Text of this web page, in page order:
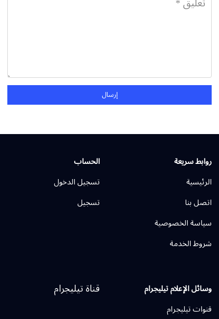
إرسال
روابط سريعة
الرئيسية
اتصل بنا
سياسة الخصوصية
شروط الخدمة
الحساب
تسجيل الدخول
تسجيل
وسائل الإعلام تيليجرام
قنوات تيليجرام
قناة تيليجرام